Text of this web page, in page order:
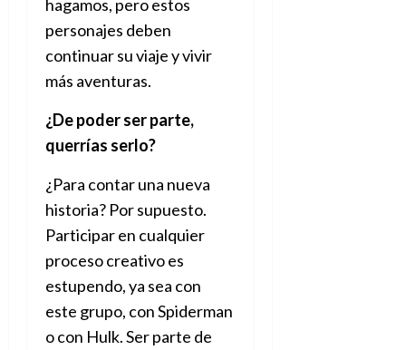
hagamos, pero estos
personajes deben
continuar su viaje y vivir
más aventuras.
¿De poder ser parte,
querrías serlo?
¿Para contar una nueva
historia? Por supuesto.
Participar en cualquier
proceso creativo es
estupendo, ya sea con
este grupo, con Spiderman
o con Hulk. Ser parte de